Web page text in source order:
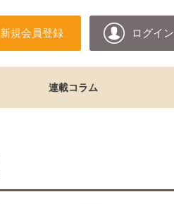
新規会員登録 ログイン
連載コラム